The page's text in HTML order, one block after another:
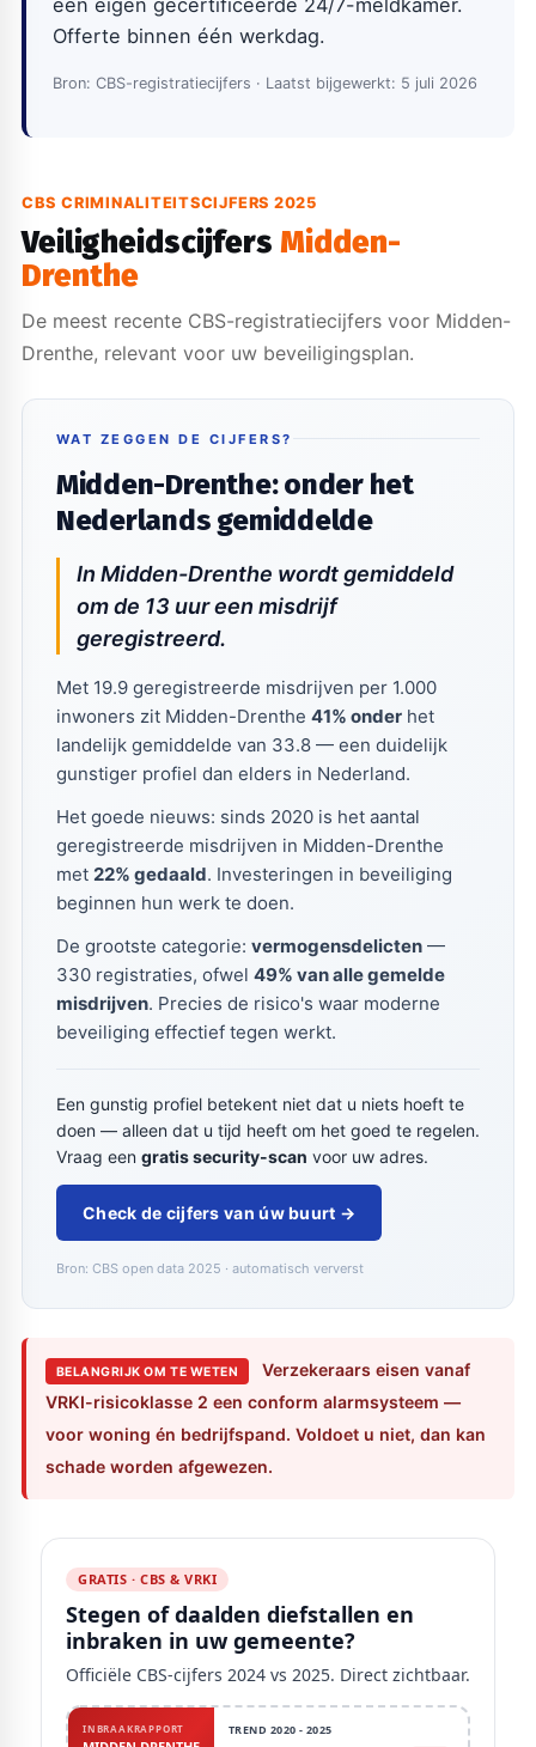
een eigen gecertificeerde 24/7-meldkamer.
Offerte binnen één werkdag.
Bron: CBS-registratiecijfers · Laatst bijgewerkt: 5 juli 2026
CBS CRIMINALITEITSCIJFERS 2025
Veiligheidscijfers Midden-
Drenthe
De meest recente CBS-registratiecijfers voor Midden-
Drenthe, relevant voor uw beveiligingsplan.
WAT ZEGGEN DE CIJFERS?
Midden-Drenthe: onder het
Nederlands gemiddelde
In Midden-Drenthe wordt gemiddeld
om de 13 uur een misdrijf
geregistreerd.
Met 19.9 geregistreerde misdrijven per 1.000
inwoners zit Midden-Drenthe 41% onderhet
landelijk gemiddelde van 33.8 — een duidelijk
gunstiger profiel dan elders in Nederland.
Het goede nieuws: sinds 2020 is het aantal
geregistreerde misdrijven in Midden-Drenthe
met 22% gedaald. Investeringen in beveiliging
beginnen hun werk te doen.
De grootste categorie: vermogensdelicten—
330 registraties, ofwel 49% van alle gemelde
misdrijven. Precies de risico's waar moderne
beveiliging effectief tegen werkt.
Een gunstig profiel betekent niet dat u niets hoeft te
doen — alleen dat u tijd heeft om het goed te regelen.
Vraag een gratis security-scan voor uw adres.
Check de cijfers van úw buurt →
Bron: CBS open data 2025 · automatisch ververst
BELANGRIJK OM TE WETEN
Verzekeraars eisen vanaf
VRKI-risicoklasse 2 een conform alarmsysteem —
voor woning én bedrijfspand. Voldoet u niet, dan kan
schade worden afgewezen.